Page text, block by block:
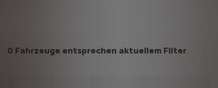
Suchergebnisse
0 Fahrzeuge entsprechen aktuellem Filter